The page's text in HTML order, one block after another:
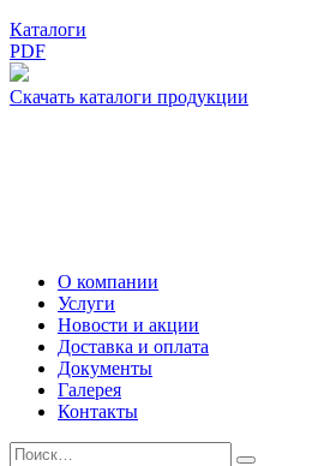
Каталоги
PDF
Скачать каталоги продукции
О компании
Услуги
Новости и акции
Доставка и оплата
Документы
Галерея
Контакты